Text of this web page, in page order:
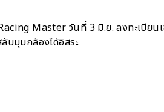
Master วันที่ 3 มิ.ย. ลงทะเบีย
บมุมกล้องได้อิสระ